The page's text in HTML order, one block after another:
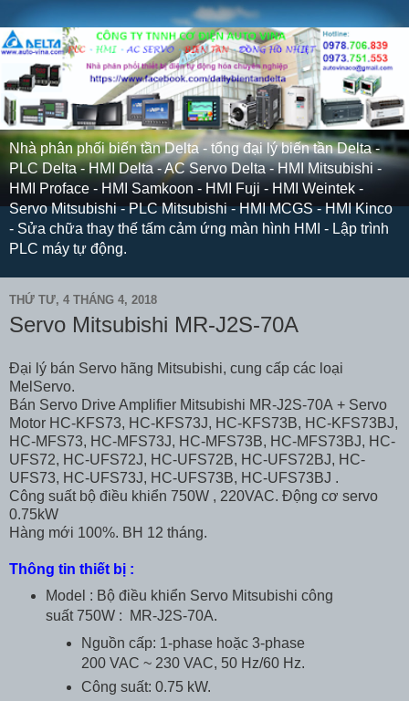
Nhà phân phối biến tần Delta - tổng đại lý biến tần Delta -
PLC Delta - HMI Delta - AC Servo Delta - HMI Mitsubishi -
HMI Proface - HMI Samkoon - HMI Fuji - HMI Weintek -
Servo Mitsubishi - PLC Mitsubishi - HMI MCGS - HMI Kinco
- Sửa chữa thay thế tấm cảm ứng màn hình HMI - Lập trình
PLC máy tự động.
THỨ TƯ, 4 THÁNG 4, 2018
Servo Mitsubishi MR-J2S-70A
Đại lý bán Servo hãng Mitsubishi, cung cấp các loại
MelServo.
Bán Servo Drive Amplifier Mitsubishi MR-J2S-70A + Servo
Motor HC-KFS73, HC-KFS73J, HC-KFS73B, HC-KFS73BJ,
HC-MFS73, HC-MFS73J, HC-MFS73B, HC-MFS73BJ, HC-
UFS72, HC-UFS72J, HC-UFS72B, HC-UFS72BJ, HC-
UFS73, HC-UFS73J, HC-UFS73B, HC-UFS73BJ .
Công suất bộ điều khiển 750W , 220VAC. Động cơ servo
0.75kW
Hàng mới 100%. BH 12 tháng.
Thông tin thiết bị :
Model : Bộ điều khiển Servo Mitsubishi công
suất 750W : MR-J2S-70A.
Nguồn cấp: 1-phase hoặc 3-phase
200 VAC ~ 230 VAC, 50 Hz/60 Hz.
Công suất: 0.75 kW.